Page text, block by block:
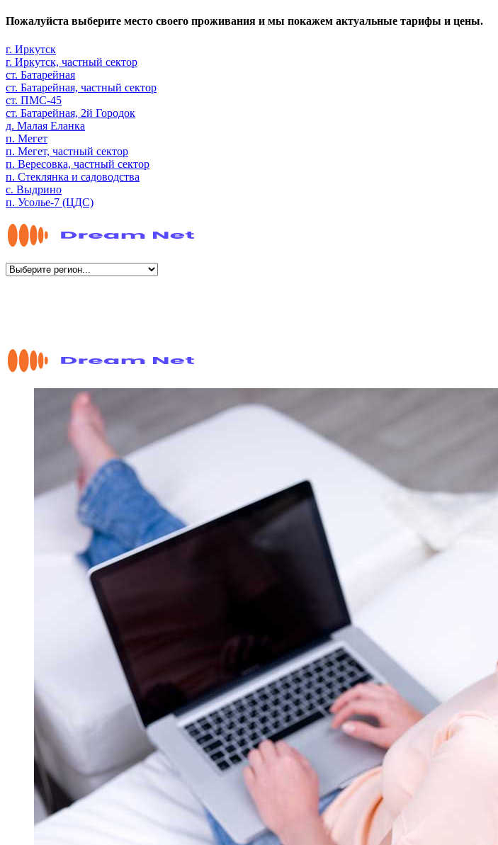
Пожалуйста выберите место своего проживания и мы покажем актуальные тарифы и цены.
г. Иркутск
г. Иркутск, частный сектор
ст. Батарейная
ст. Батарейная, частный сектор
ст. ПМС-45
ст. Батарейная, 2й Городок
д. Малая Еланка
п. Мегет
п. Мегет, частный сектор
п. Вересовка, частный сектор
п. Стеклянка и садоводства
с. Выдрино
п. Усолье-7 (ЦДС)